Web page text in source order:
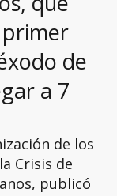
de
a 7
de los
Crisis de
publicó